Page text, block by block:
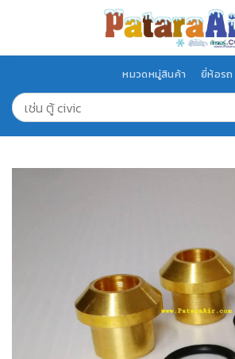
หมวดหมู่สินค้า ยี่ห้อรถ